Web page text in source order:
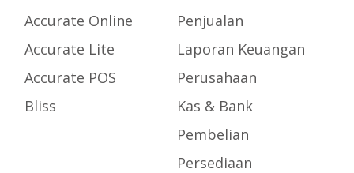
Accurate Online
Accurate Lite
Accurate POS
Bliss
Penjualan
Laporan Keuangan
Perusahaan
Kas & Bank
Pembelian
Persediaan